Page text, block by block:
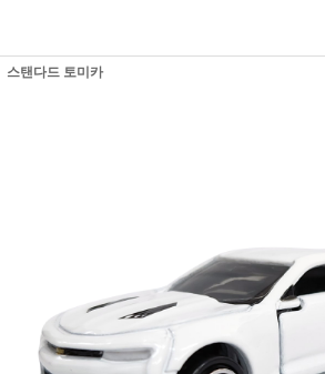
스탠다드 토미카